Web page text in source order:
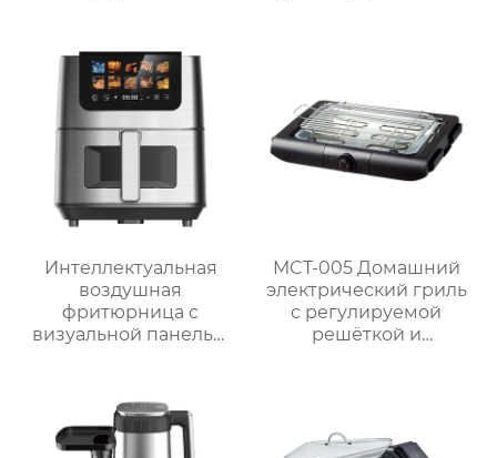
Интеллектуальная
воздушная
фритюрница с
визуальной панелью
MCT-005 Домашний
электрический гриль
с регулируемой
решёткой и